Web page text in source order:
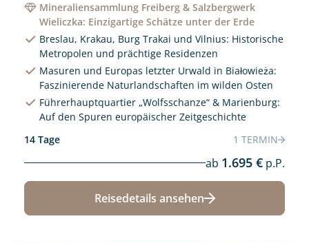
Mineraliensammlung Freiberg & Salzbergwerk
Wieliczka: Einzigartige Schätze unter der Erde
Breslau, Krakau, Burg Trakai und Vilnius: Historische
Metropolen und prächtige Residenzen
Masuren und Europas letzter Urwald in Białowieża:
Faszinierende Naturlandschaften im wilden Osten
Führerhauptquartier „Wolfsschanze“ & Marienburg:
Auf den Spuren europäischer Zeitgeschichte
14 Tage
1 TERMIN
ab 1.695 € p.P.
Reisedetails ansehen